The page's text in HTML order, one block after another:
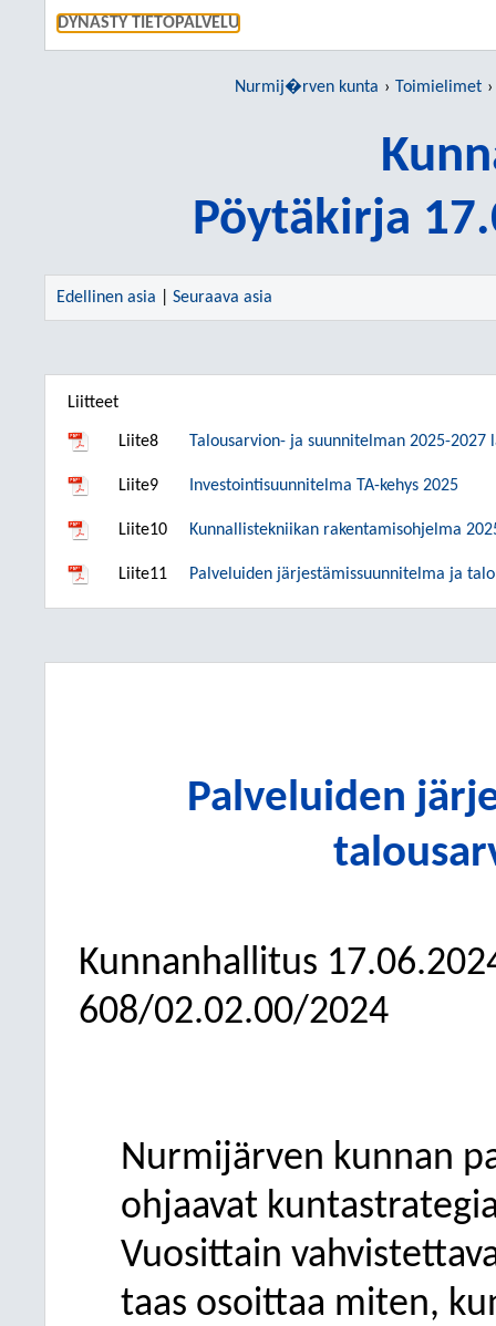
DYNASTY TIETOPALVELU
Nurmij�rven kunta Toimielimet
Pöytäkirja
Edellinen asia Seuraava asia
Liitteet
Liite8 Talousarvion- ja suunnitelman 2025-2027
Liite9 Investointisuunnitelma TA-kehys 2025
Liite10 Kunnallistekniikan rakentamisohjelma
Liite11 Palveluiden järjestämissuunnitelma ja
Palveluiden
Kunnanhallitus
608/02.02.00/2024
Nurmijärven kunnan
ohjaavat
Vuosittain
taas osoittaa miten,